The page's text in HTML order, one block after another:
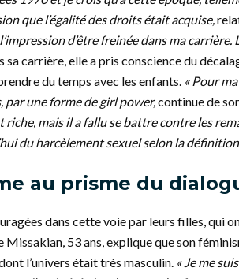
que l’égalité des droits était acquise,
l’impression d’être freinée dans ma
sa carrière, elle a pris conscience du
du temps avec les enfants. « Pour
par une forme degirl power,continue de
mais il a fallu se battre contre les
du harcèlement sexuel selon la
au prisme du
dans cette voie par leurs filles, qui
Missakian, 53 ans, explique que son
l’univers était très masculin. « Je me